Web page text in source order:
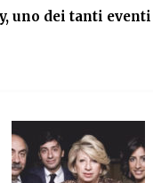
uno dei tanti